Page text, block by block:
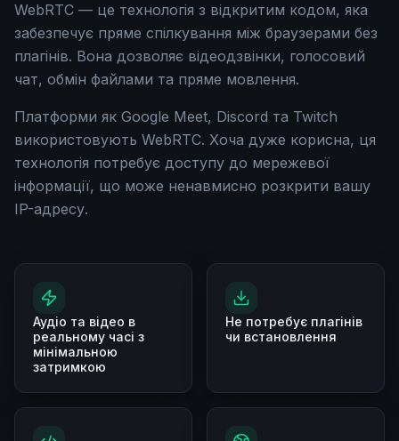
WebRTC — це технологія з відкритим кодом, яка
забезпечує пряме спілкування між браузерами без
плагінів. Вона дозволяє відеодзвінки, голосовий
чат, обмін файлами та пряме мовлення.
Платформи як Google Meet, Discord та Twitch
використовують WebRTC. Хоча дуже корисна, ця
технологія потребує доступу до мережевої
інформації, що може ненавмисно розкрити вашу
IP-адресу.
Аудіо та відео в
реальному часі з
мінімальною
затримкою
Не потребує плагінів
чи встановлення